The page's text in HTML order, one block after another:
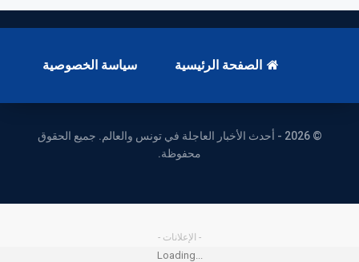
الصفحة الرئيسية سياسة الخصوصية
© 2026 - أحدث الأخبار العاجلة في تونس والعالم. جميع الحقوق
محفوظة.
- الإعلانات -
Loading...